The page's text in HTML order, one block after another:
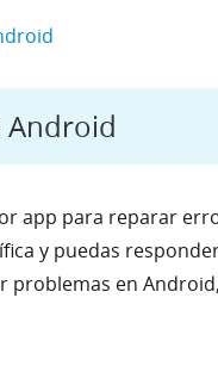
Android
app para reparar
y puedas
en